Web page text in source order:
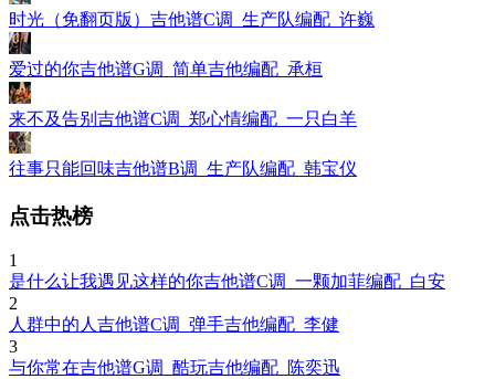
时光（免翻页版）吉他谱C调_生产队编配_许巍
爱过的你吉他谱G调_简单吉他编配_承桓
来不及告别吉他谱C调_郑心情编配_一只白羊
往事只能回味吉他谱B调_生产队编配_韩宝仪
点击热榜
1
是什么让我遇见这样的你吉他谱C调_一颗加菲编配_白安
2
人群中的人吉他谱C调_弹手吉他编配_李健
3
与你常在吉他谱G调_酷玩吉他编配_陈奕迅